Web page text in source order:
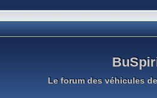
Le forum des véhicules